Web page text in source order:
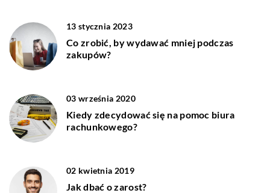
13 stycznia 2023
Co zrobić, by wydawać mniej podczas
zakupów?
03 września 2020
Kiedy zdecydować się na pomoc biura
rachunkowego?
02 kwietnia 2019
Jak dbać o zarost?